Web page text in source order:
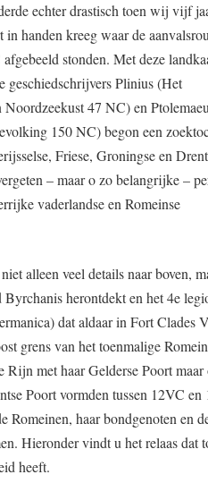
echter drastisch toen wij vijf
in handen kreeg waar de
stonden. Met deze
geschiedschrijvers Plinius (Het
47 NC) en
150 NC) begon een
Friese, Groningse en
– maar o zo belangrijke –
vaderlandse en Romeinse
alleen veel details naar boven,
herontdekt en het 4e
dat aldaar in Fort Clades
grens van het toenmalige
Rijn met haar Gelderse Poort
Poort vormden tussen 12VC
Romeinen, haar bondgenoten en
Hieronder vindt u het relaas dat
heeft.